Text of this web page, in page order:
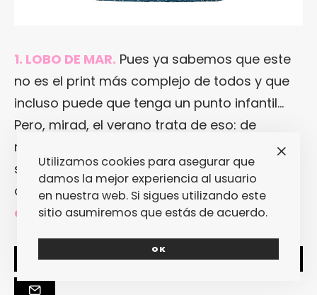
1. LOBO DE MAR. Pues ya sabemos que este
no es el print más complejo de todos y que
incluso puede que tenga un punto infantil…
Pero, mirad, el verano trata de eso: de
recuperar la ilusión infantil por algo tan
sencillo como pegarse un bañito entre las
olas perfectas.[Más información enla web
de Reef ]
SHARE TWEET
Utilizamos cookies para asegurar que
damos la mejor experiencia al usuario
en nuestra web. Si sigues utilizando este
sitio asumiremos que estás de acuerdo.
OK